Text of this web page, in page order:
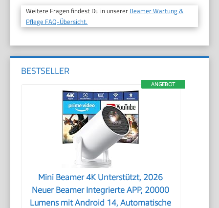
Weitere Fragen findest Du in unserer Beamer Wartung &
Pflege FAQ-Übersicht.
BESTSELLER
ANGEBOT
Mini Beamer 4K Unterstützt, 2026
Neuer Beamer Integrierte APP, 20000
Lumens mit Android 14, Automatische